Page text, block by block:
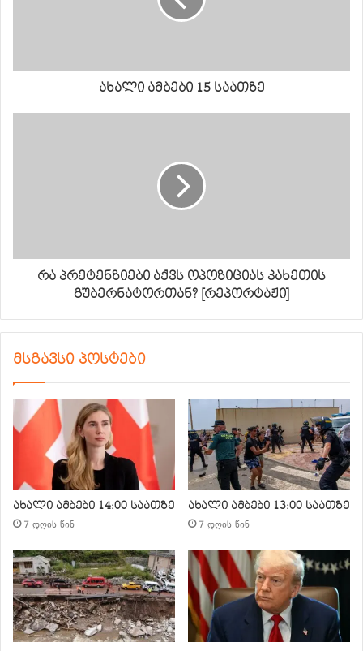
ახალი ამბები 15 საათზე
რა პრეტენზიები აქვს ოპოზიციას კახეთის
გუბერნატორთან? [რეპორტაჟი]
მსგავსი პოსტები
ახალი ამბები 14:00 საათზე
7 დღის წინ
ახალი ამბები 13:00 საათზე
7 დღის წინ